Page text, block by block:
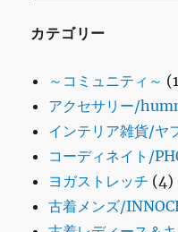
カテゴリー
～コミュニティ～
アクセサリー/
インテリア雑貨/ヤ
コーディネイト/
ヨガストレッチ (4)
古着メンズ/